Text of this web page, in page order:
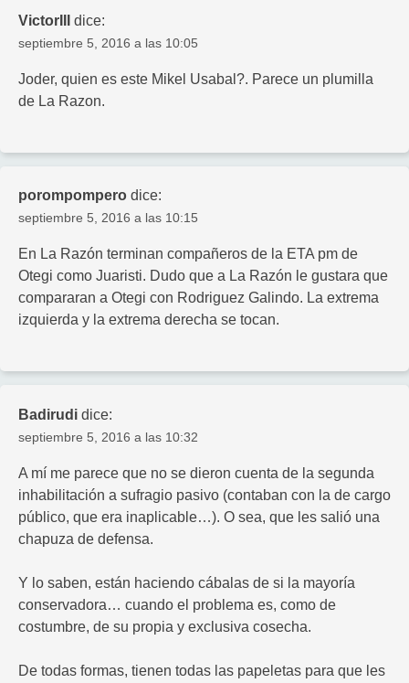
VictorIII dice:
septiembre 5, 2016 a las 10:05
Joder, quien es este Mikel Usabal?. Parece un plumilla
de La Razon.
porompompero dice:
septiembre 5, 2016 a las 10:15
En La Razón terminan compañeros de la ETA pm de
Otegi como Juaristi. Dudo que a La Razón le gustara que
compararan a Otegi con Rodriguez Galindo. La extrema
izquierda y la extrema derecha se tocan.
Badirudi dice:
septiembre 5, 2016 a las 10:32
A mí me parece que no se dieron cuenta de la segunda
inhabilitación a sufragio pasivo (contaban con la de cargo
público, que era inaplicable…). O sea, que les salió una
chapuza de defensa.
Y lo saben, están haciendo cábalas de si la mayoría
conservadora… cuando el problema es, como de
costumbre, de su propia y exclusiva cosecha.
De todas formas, tienen todas las papeletas para que les